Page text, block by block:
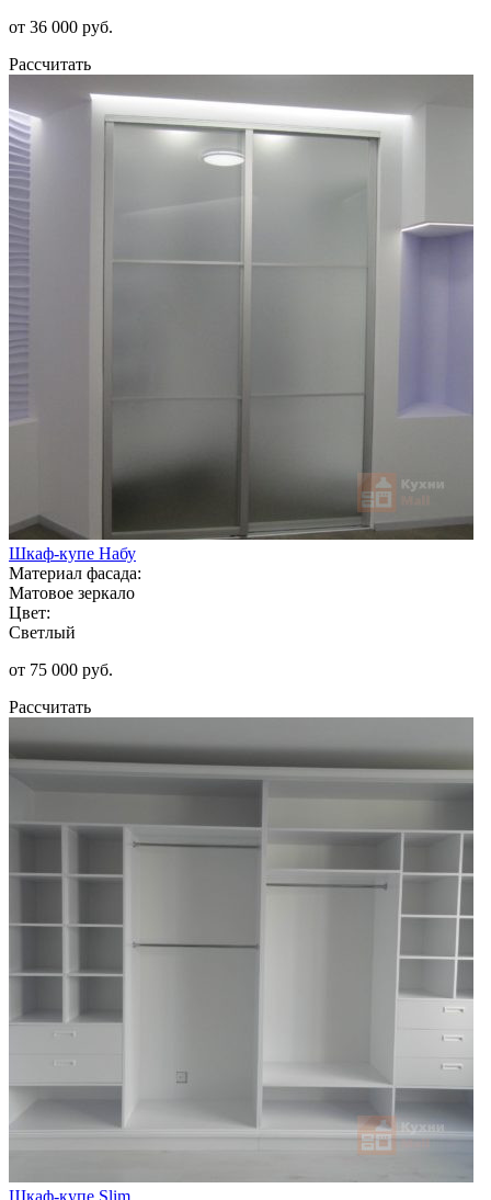
от 36 000 руб.
Рассчитать
Шкаф-купе Набу
Материал фасада:
Матовое зеркало
Цвет:
Светлый
от 75 000 руб.
Рассчитать
Шкаф-купе Slim